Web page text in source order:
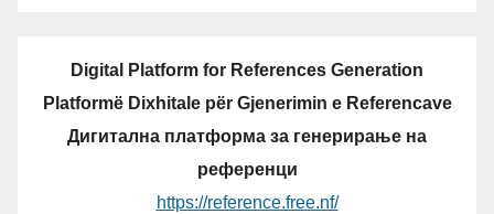
Digital Platform for References Generation
Platformë Dixhitale për Gjenerimin e Referencave
Дигитална платформа за генерирање на
референци
https://reference.free.nf/